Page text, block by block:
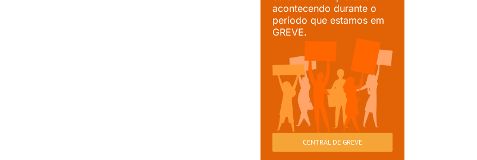
acontecendo durante o
período que estamos em
GREVE.
CENTRAL DE GREVE